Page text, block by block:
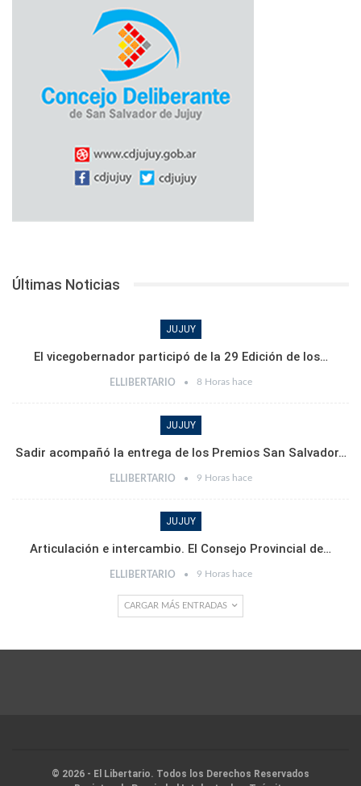
Últimas Noticias
JUJUY
El vicegobernador participó de la 29 Edición de los…
ELLIBERTARIO 8 Horas hace
JUJUY
Sadir acompañó la entrega de los Premios San Salvador…
ELLIBERTARIO 9 Horas hace
JUJUY
Articulación e intercambio. El Consejo Provincial de…
ELLIBERTARIO 9 Horas hace
CARGAR MÁS ENTRADAS
© 2026 - El Libertario. Todos los Derechos Reservados